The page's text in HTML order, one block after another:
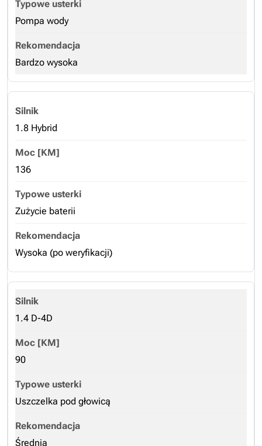
Pompa wody
Bardzo wysoka
1.8 Hybrid
136
Zużycie baterii
Wysoka (po weryfikacji)
1.4 D-4D
90
Uszczelka pod głowicą
Średnia